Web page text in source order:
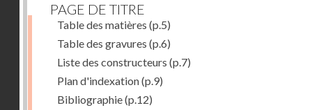
PAGE DE TITRE
Table des matières (p.5)
Table des gravures (p.6)
Liste des constructeurs (p.7)
Plan d'indexation(p.9)
Bibliographie(p.12)